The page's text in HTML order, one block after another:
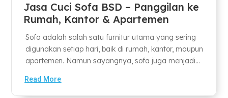
Jasa Cuci Sofa BSD – Panggilan ke
Rumah, Kantor & Apartemen
Sofa adalah salah satu furnitur utama yang sering
digunakan setiap hari, baik di rumah, kantor, maupun
apartemen. Namun sayangnya, sofa juga menjadi...
Read More